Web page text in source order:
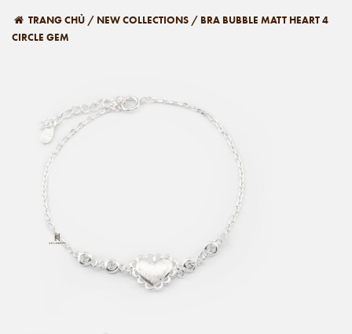
TRANG CHỦ / NEW COLLECTIONS / BRA BUBBLE MATT HEART 4
CIRCLE GEM